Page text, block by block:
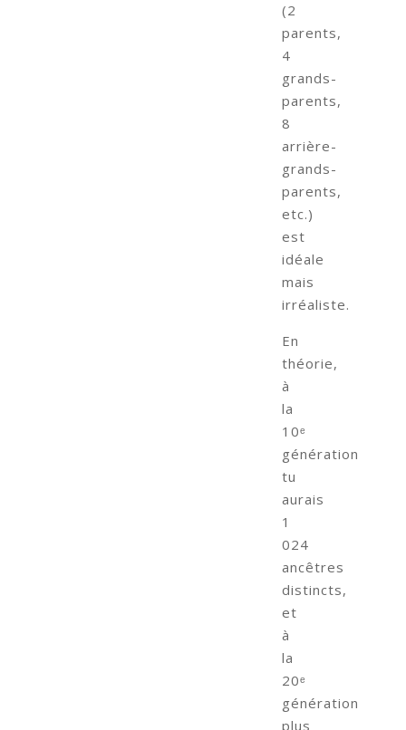
(2
parents,
4
grands-
parents,
8
arrière-
grands-
parents,
etc.)
est
idéale
mais
irréaliste.
En
théorie,
à
la
10ᵉ
génération
tu
aurais
1
024
ancêtres
distincts,
et
à
la
20ᵉ
génération
plus